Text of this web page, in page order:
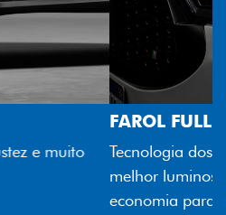
em LED garante
durabilidade e mais